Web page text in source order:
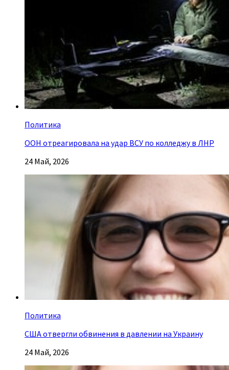
Политика
ООН отреагировала на удар ВСУ по колледжу в ЛНР
24 Май, 2026
Политика
США отвергли обвинения в давлении на Украину
24 Май, 2026